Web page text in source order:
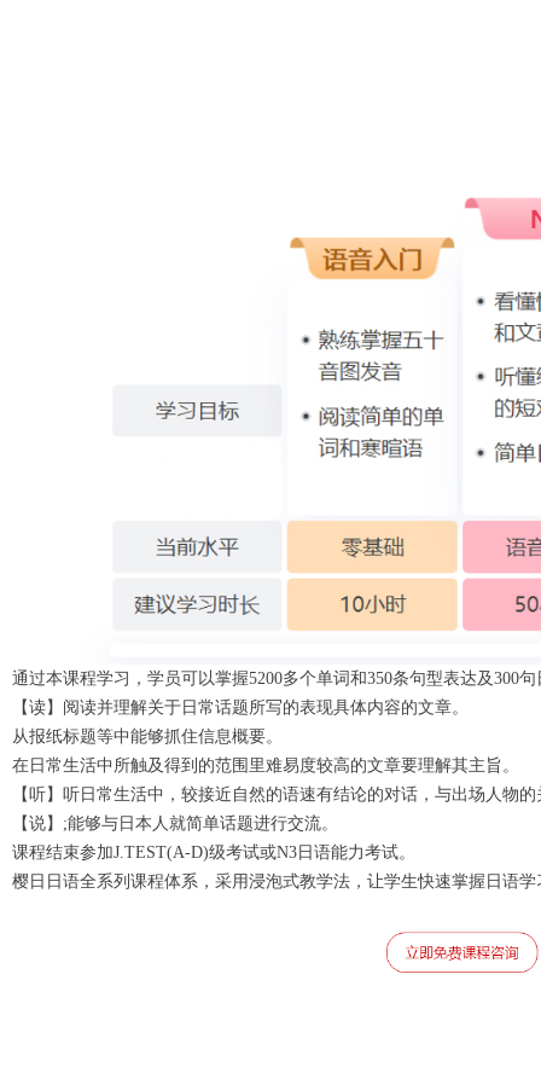
通过本课程学习，学员可以掌握5200多个单词和350条句型表达及300
【读】阅读并理解关于日常话题所写的表现具体内容的文章。
从报纸标题等中能够抓住信息概要。
在日常生活中所触及得到的范围里难易度较高的文章要理解其主旨。
【听】听日常生活中，较接近自然的语速有结论的对话，与出场人物
【说】;能够与日本人就简单话题进行交流。
课程结束参加J.TEST(A-D)级考试或N3日语能力考试。
樱日日语全系列课程体系，采用浸泡式教学法，让学生快速掌握日语